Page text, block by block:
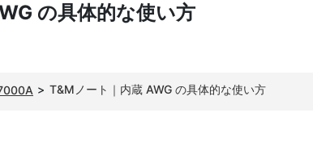
の具体的な使い方
T&Mノート｜内蔵 AWG の具体的な使い方